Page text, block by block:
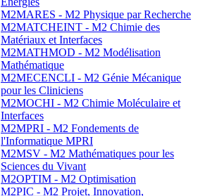
M2MARES - M2 Physique par Recherche
M2MATCHEINT - M2 Chimie des
Matériaux et Interfaces
M2MATHMOD - M2 Modélisation
Mathématique
M2MECENCLI - M2 Génie Mécanique
pour les Cliniciens
M2MOCHI - M2 Chimie Moléculaire et
Interfaces
M2MPRI - M2 Fondements de
l'Informatique MPRI
M2MSV - M2 Mathématiques pour les
Sciences du Vivant
M2OPTIM - M2 Optimisation
M2PIC - M2 Projet, Innovation,